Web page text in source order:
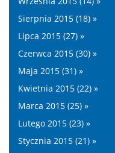
Sierpnia 2015 (18) »
Lipca 2015 (27) »
Czerwca 2015 (30) »
Maja 2015 (31) »
Kwietnia 2015 (22) »
Marca 2015 (25) »
Lutego 2015 (23) »
Stycznia 2015 (21) »